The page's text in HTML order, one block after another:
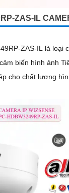
ZAS-IL
biến hình ảnh
cho chất lượng